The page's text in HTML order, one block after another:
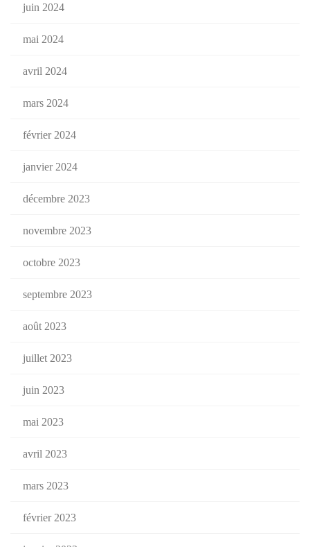
juin 2024
mai 2024
avril 2024
mars 2024
février 2024
janvier 2024
décembre 2023
novembre 2023
octobre 2023
septembre 2023
août 2023
juillet 2023
juin 2023
mai 2023
avril 2023
mars 2023
février 2023